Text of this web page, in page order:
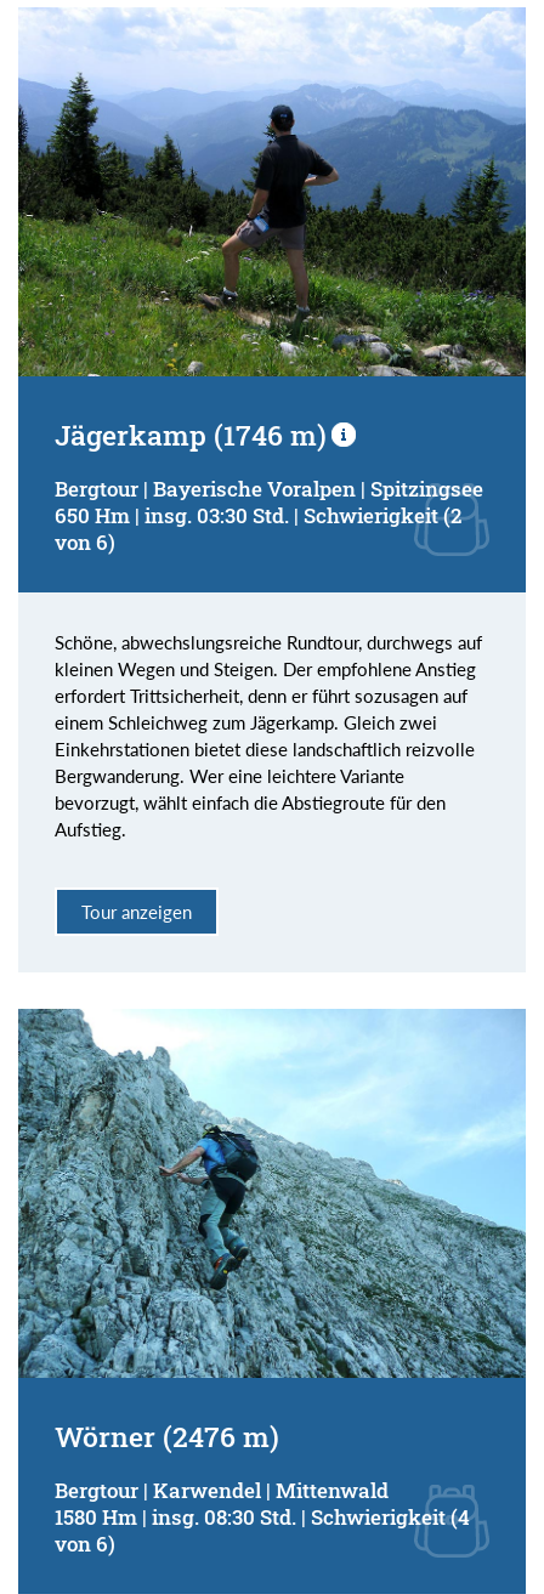
Jägerkamp (1746 m)
Bergtour | Bayerische Voralpen | Spitzingsee
650 Hm | insg. 03:30 Std. | Schwierigkeit (2
von 6)
Schöne, abwechslungsreiche Rundtour, durchwegs auf
kleinen Wegen und Steigen. Der empfohlene Anstieg
erfordert Trittsicherheit, denn er führt sozusagen auf
einem Schleichweg zum Jägerkamp. Gleich zwei
Einkehrstationen bietet diese landschaftlich reizvolle
Bergwanderung. Wer eine leichtere Variante
bevorzugt, wählt einfach die Abstiegroute für den
Aufstieg.
Tour anzeigen
Wörner (2476 m)
Bergtour | Karwendel | Mittenwald
1580 Hm | insg. 08:30 Std. | Schwierigkeit (4
von 6)